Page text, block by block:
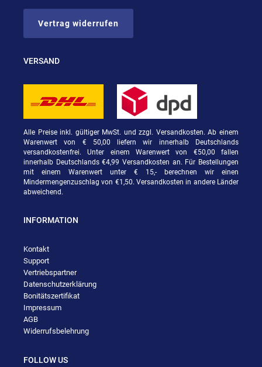
Vertrag widerrufen
VERSAND
Alle Preise inkl. gültiger MwSt. und zzgl. Versandkosten. Ab einem
Warenwert von € 50,00 liefern wir innerhalb Deutschlands
versandkostenfrei. Unter einem Warenwert von €50,00 fallen
innerhalb Deutschlands €4,99 Versandkosten an. Für Bestellungen
mit einem Warenwert unter € 15,- berechnen wir einen
Mindermengenzuschlag von €1,50. Versandkosten in andere Länder
abweichend.
INFORMATION
Kontakt
Support
Vertriebspartner
Datenschutzerklärung
Bonitätszertifikat
Impressum
AGB
Widerrufsbelehrung
FOLLOW US